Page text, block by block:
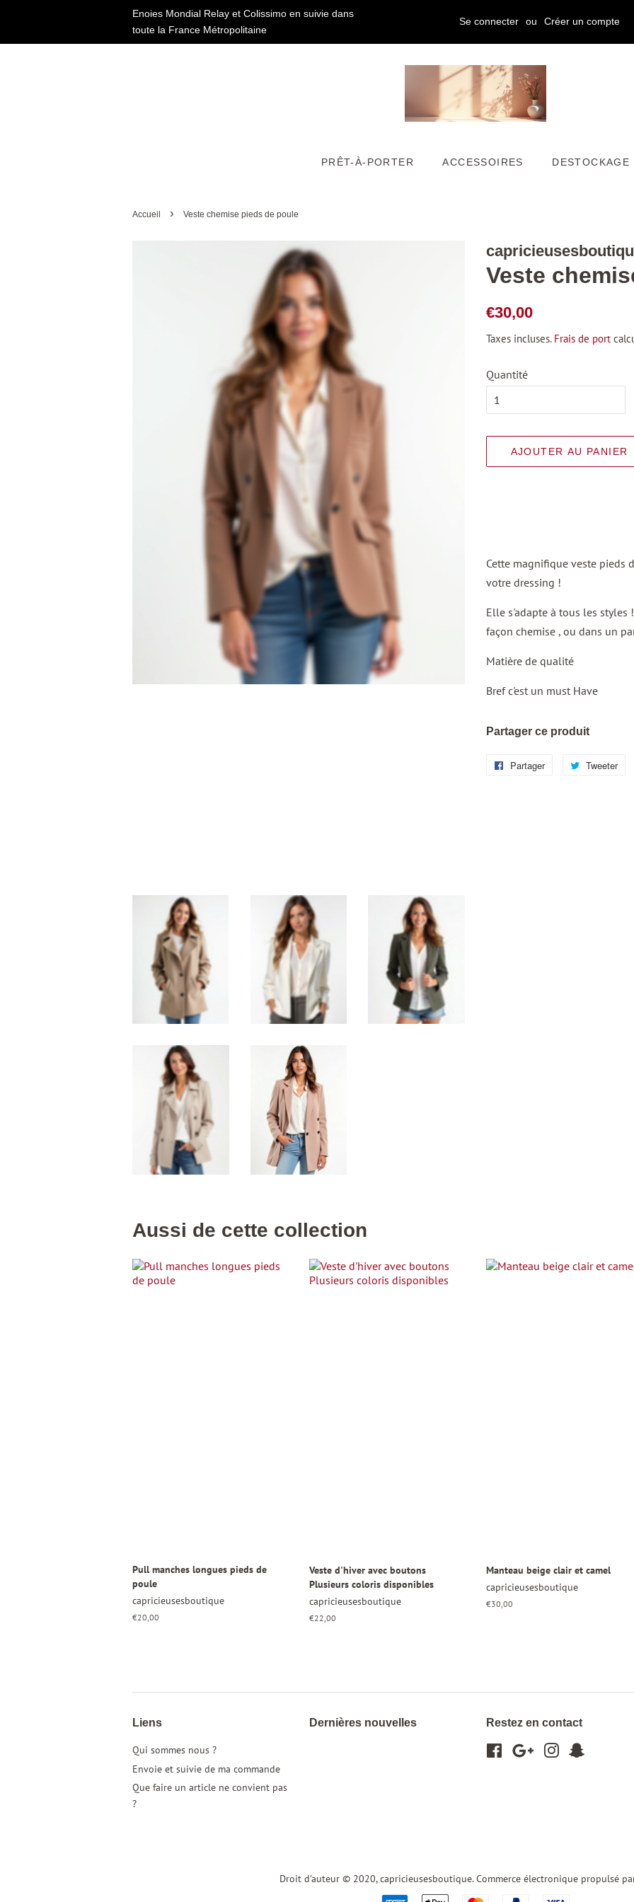
Enoies Mondial Relay et Colissimo en suivie dans
toute la France Métropolitaine
Se connecter ou Créer un compte
PRÊT-À-PORTER ACCESSOIRES DESTOCKAGE
Accueil › Veste chemise pieds de poule
Veste
Prix
€30,00
Taxes incluses. Frais de port
Quantité
AJOUTER AU PANIER
Cette magnifique veste pieds
votre dressing !
Elle s'adapte à tous les styles
façon chemise , ou dans un
Matière de qualité
Bref c'est un must Have
Partager ce produit
Partager
PartagerTweeter
Aussi de cette collection
Pull manches longues pieds de
poule
capricieusesboutique
Prix
€20,00
Veste d'hiver avec boutons
Plusieurs coloris disponibles
capricieusesboutique
Prix
€22,00
Manteau beige clair et camel
capricieusesboutique
Prix
€30,00
Liens
Qui sommes nous ?
Envoie et suivie de ma commande
Que faire un article ne convient pas
?
Dernières nouvelles Restez en contact
Facebook Google Instagram
Droit d'auteur © 2020,capricieusesboutique.Commerce électronique propulsé